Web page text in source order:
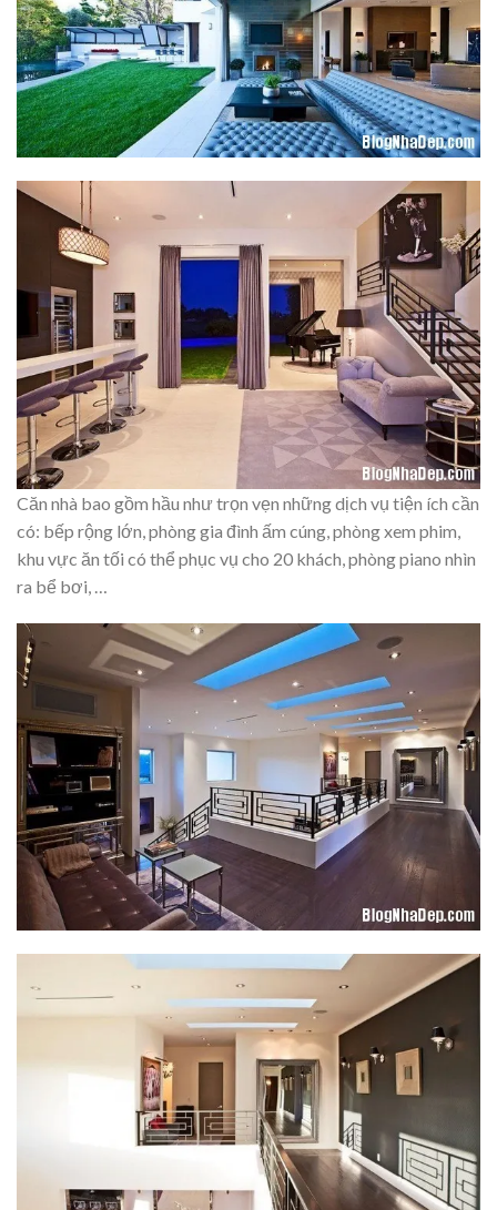
Căn nhà bao gồm hầu như trọn vẹn những dịch vụ tiện ích cần
có: bếp rộng lớn, phòng gia đình ấm cúng, phòng xem phim,
khu vực ăn tối có thể phục vụ cho 20 khách, phòng piano nhìn
ra bể bơi, …